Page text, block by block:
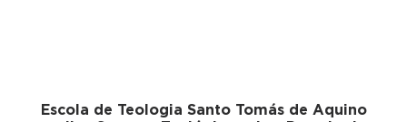
Escola de Teologia Santo Tomás de Aquino